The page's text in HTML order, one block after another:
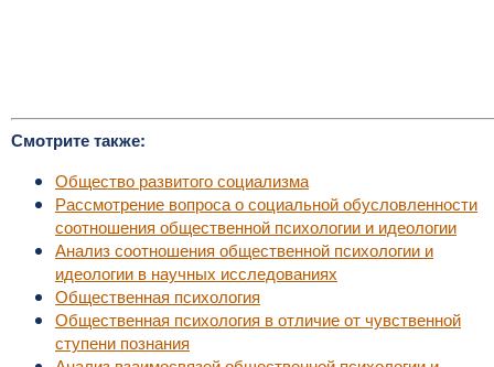
Смотрите также:
Общество развитого социализма
Рассмотрение вопроса о социальной обусловленности
соотношения общественной психологии и идеологии
Анализ соотношения общественной психологии и
идеологии в научных исследованиях
Общественная психология
Общественная психология в отличие от чувственной
ступени познания